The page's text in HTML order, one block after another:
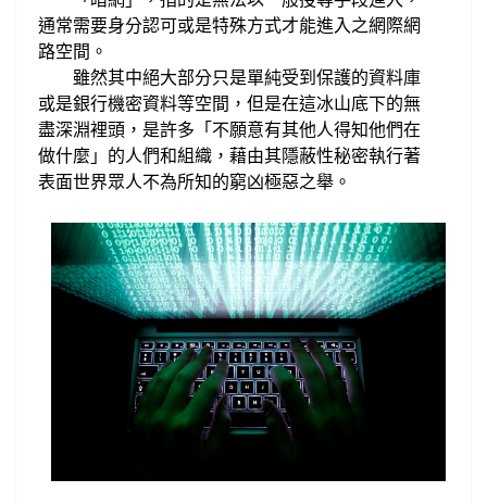
通常需要身分認可或是特殊方式才能進入之網際網
路空間。
雖然其中絕大部分只是單純受到保護的資料庫
或是銀行機密資料等空間，但是在這冰山底下的無
盡深淵裡頭，是許多「不願意有其他人得知他們在
做什麼」的人們和組織，藉由其隱蔽性秘密執行著
表面世界眾人不為所知的窮凶極惡之舉。